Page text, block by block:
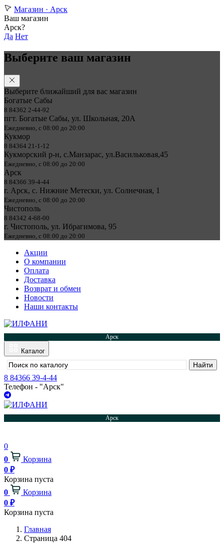
Магазин · Арск
Ваш магазин
Арск?
Да Нет
Выберите ваш магазин
Выберите ближайший для вас магазин
Богатые Сабы
8 84362 2-44-92
пгт. Богатые Сабы, ул. Школьная, 20А
Ежедневно, с 08:00 до 20:00
Кукмор
8 84364 21-1-12
Кукморский р-н, с.Манзарас, ул.Васильковая,45
Ежедневно, с 08:00 до 20:00
Арск
8 84366 39-4-44
г. Арск, с. Нижние Метески, ул. Солнечная, 1
Ежедневно, с 08:00 до 20:00
Чистополь
8 84342 4-68-00
г. Чистополь, ул. Ибрагимова, 95
Ежедневно, с 08:00 до 20:00
Акции
О компании
Оплата
Доставка
Возврат и обмен
Новости
Наши контакты
Арск
Каталог
8 84366 39-4-44
Телефон - "Арск"
Арск
0
0
Корзина
0 ₽
Корзина пуста
0
Корзина
0 ₽
Корзина пуста
Главная
Страница 404